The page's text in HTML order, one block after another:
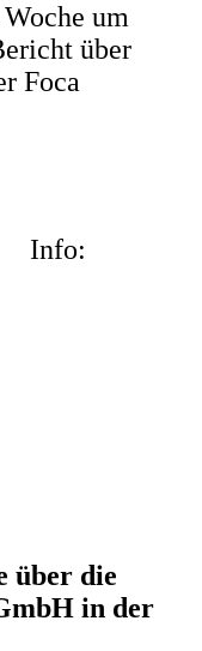
um
über
Foca
über die
in der